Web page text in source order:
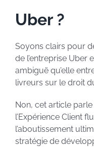
Uber ?
Soyons clairs pour
de l’entreprise Uber
ambiguë qu’elle
livreurs sur le droit
Non, cet article
l’Expérience Client
l’aboutissement
stratégie de